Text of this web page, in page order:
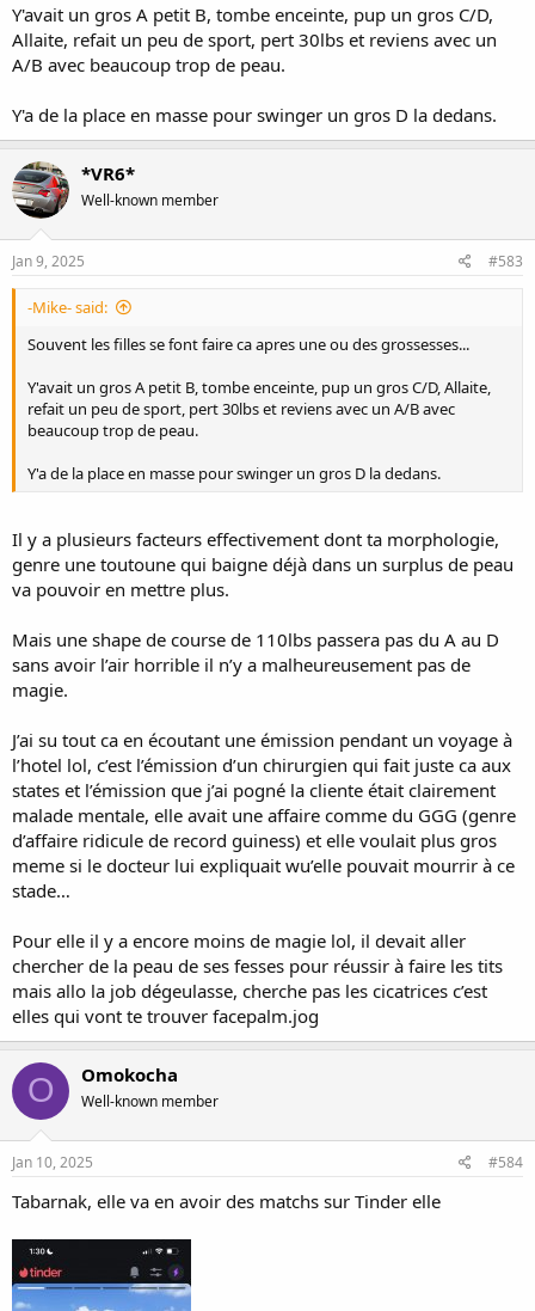
Y'avait un gros A petit B, tombe enceinte, pup un gros C/D,
Allaite, refait un peu de sport, pert 30lbs et reviens avec un
A/B avec beaucoup trop de peau.
Y'a de la place en masse pour swinger un gros D la dedans.
*VR6*
Well-known member
Jan 9, 2025 #583
-Mike- said:
Souvent les filles se font faire ca apres une ou des grossesses...
Y'avait un gros A petit B, tombe enceinte, pup un gros C/D, Allaite,
refait un peu de sport, pert 30lbs et reviens avec un A/B avec
beaucoup trop de peau.
Y'a de la place en masse pour swinger un gros D la dedans.
Il y a plusieurs facteurs effectivement dont ta morphologie,
genre une toutoune qui baigne déjà dans un surplus de peau
va pouvoir en mettre plus.
Mais une shape de course de 110lbs passera pas du A au D
sans avoir l’air horrible il n’y a malheureusement pas de
magie.
J’ai su tout ca en écoutant une émission pendant un voyage à
l’hotel lol, c’est l’émission d’un chirurgien qui fait juste ca aux
states et l’émission que j’ai pogné la cliente était clairement
malade mentale, elle avait une affaire comme du GGG (genre
d’affaire ridicule de record guiness) et elle voulait plus gros
meme si le docteur lui expliquait wu’elle pouvait mourrir à ce
stade…
Pour elle il y a encore moins de magie lol, il devait aller
chercher de la peau de ses fesses pour réussir à faire les tits
mais allo la job dégeulasse, cherche pas les cicatrices c’est
elles qui vont te trouver facepalm.jog
O Omokocha
Well-known member
Jan 10, 2025 #584
Tabarnak, elle va en avoir des matchs sur Tinder elle